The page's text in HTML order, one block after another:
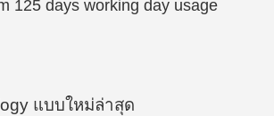
125 days working day usage
แบบใหม่ล่าสุด